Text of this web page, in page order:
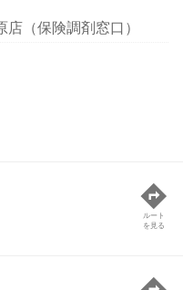
（保険調剤窓口）
ルート
を見る